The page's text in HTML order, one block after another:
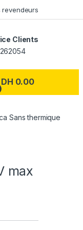
revendeurs
Clients
DH 0.00
Sans thermique
max